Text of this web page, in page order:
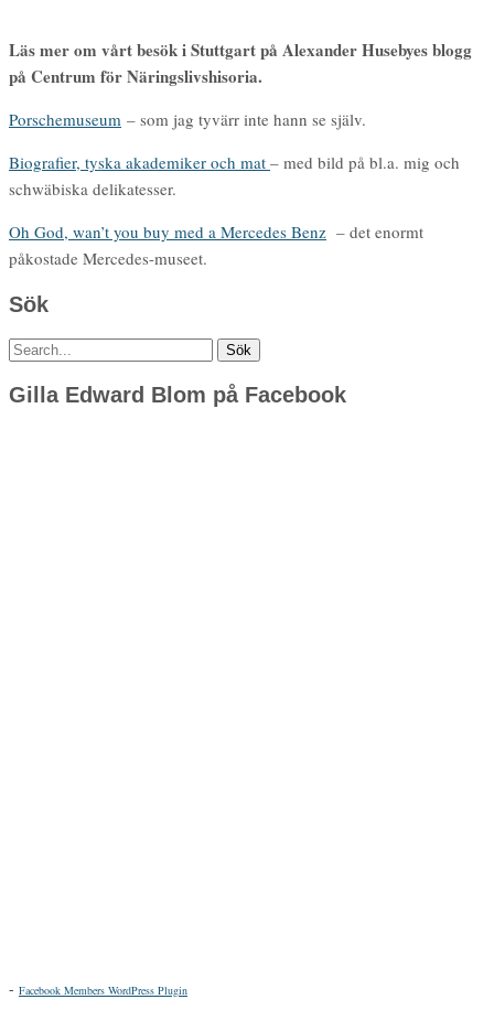
Läs mer om vårt besök i Stuttgart på Alexander Husebyes blogg
på Centrum för Näringslivshisoria.
Porschemuseum – som jag tyvärr inte hann se själv.
Biografier, tyska akademiker och mat – med bild på bl.a. mig och
schwäbiska delikatesser.
Oh God, wan’t you buy med a Mercedes Benz – det enormt
påkostade Mercedes-museet.
Sök
Sök
Gilla Edward Blom på Facebook
- Facebook Members WordPress Plugin